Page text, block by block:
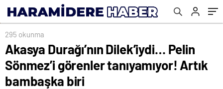
295 okunma
Akasya Durağı’nın Dilek’iydi… Pelin
Sönmez’i görenler tanıyamıyor! Artık
bambaşka biri